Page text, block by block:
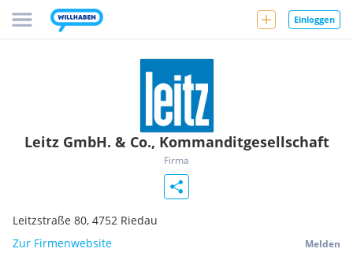
Einloggen
Leitz GmbH. & Co., Kommanditgesellschaft
Firma
Leitzstraße 80, 4752 Riedau
Zur Firmenwebsite
Melden